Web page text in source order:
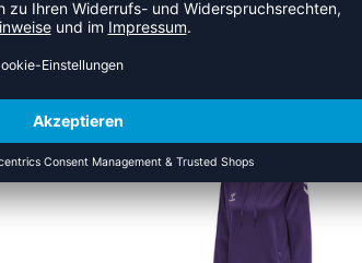
KATEGORIE HOODYS
-55%